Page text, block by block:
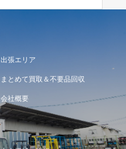
出張エリア
まとめて買取＆不要品回収
会社概要